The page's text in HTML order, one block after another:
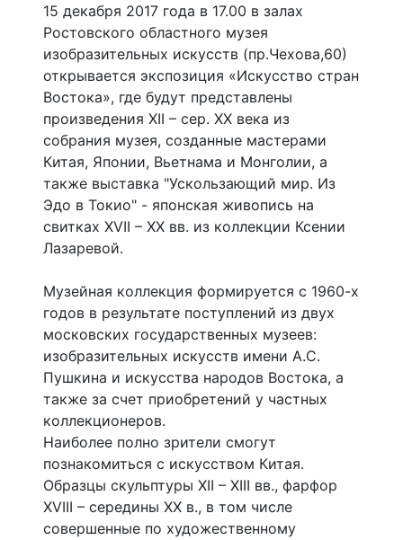
15 декабря 2017 года в 17.00 в залах
Ростовского областного музея
изобразительных искусств (пр.Чехова,60)
открывается экспозиция «Искусство стран
Востока», где будут представлены
произведения XII – сер. XX века из
собрания музея, созданные мастерами
Китая, Японии, Вьетнама и Монголии, а
также выставка "Ускользающий мир. Из
Эдо в Токио" - японская живопись на
свитках XVII – XX вв. из коллекции Ксении
Лазаревой.
Музейная коллекция формируется с 1960-х
годов в результате поступлений из двух
московских государственных музеев:
изобразительных искусств имени А.С.
Пушкина и искусства народов Востока, а
также за счет приобретений у частных
коллекционеров.
Наиболее полно зрители смогут
познакомиться с искусством Китая.
Образцы скульптуры XII – XIII вв., фарфор
XVIII – середины XX в., в том числе
совершенные по художественному